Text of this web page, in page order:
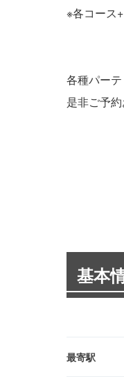
※各コース
各種パー
是非ご予
基本
最寄駅